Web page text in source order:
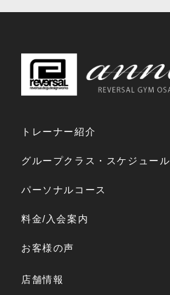
トレーナー紹介
グループクラス・スケジュール
パーソナルコース
料金/入会案内
お客様の声
店舗情報